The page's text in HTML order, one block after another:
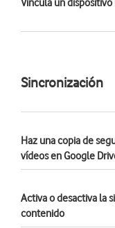
Vincula un
Sincronización
Haz una copia de
vídeos en Google
Activa o desactiva la
contenido